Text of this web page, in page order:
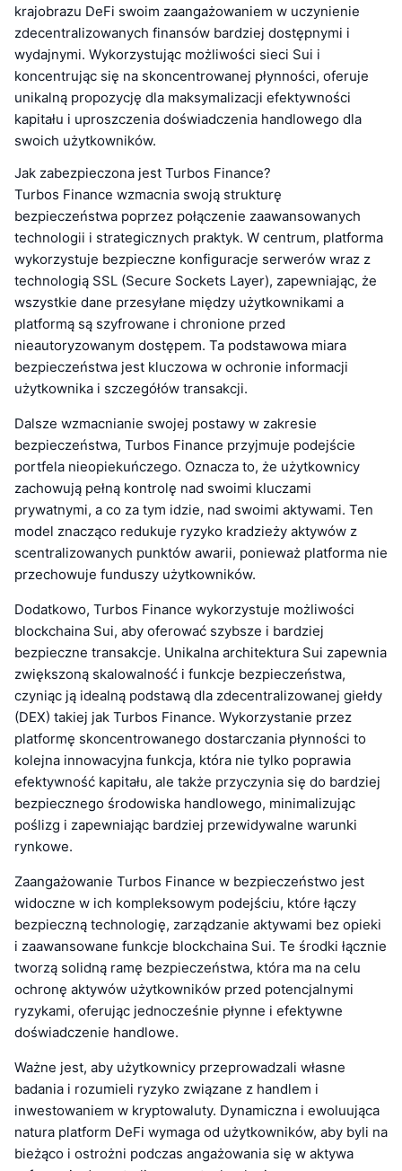
krajobrazu DeFi swoim zaangażowaniem w uczynienie
zdecentralizowanych finansów bardziej dostępnymi i
wydajnymi. Wykorzystując możliwości sieci Sui i
koncentrując się na skoncentrowanej płynności, oferuje
unikalną propozycję dla maksymalizacji efektywności
kapitału i uproszczenia doświadczenia handlowego dla
swoich użytkowników.
Jak zabezpieczona jest Turbos Finance?
Turbos Finance wzmacnia swoją strukturę
bezpieczeństwa poprzez połączenie zaawansowanych
technologii i strategicznych praktyk. W centrum, platforma
wykorzystuje bezpieczne konfiguracje serwerów wraz z
technologią SSL (Secure Sockets Layer), zapewniając, że
wszystkie dane przesyłane między użytkownikami a
platformą są szyfrowane i chronione przed
nieautoryzowanym dostępem. Ta podstawowa miara
bezpieczeństwa jest kluczowa w ochronie informacji
użytkownika i szczegółów transakcji.
Dalsze wzmacnianie swojej postawy w zakresie
bezpieczeństwa, Turbos Finance przyjmuje podejście
portfela nieopiekuńczego. Oznacza to, że użytkownicy
zachowują pełną kontrolę nad swoimi kluczami
prywatnymi, a co za tym idzie, nad swoimi aktywami. Ten
model znacząco redukuje ryzyko kradzieży aktywów z
scentralizowanych punktów awarii, ponieważ platforma nie
przechowuje funduszy użytkowników.
Dodatkowo, Turbos Finance wykorzystuje możliwości
blockchaina Sui, aby oferować szybsze i bardziej
bezpieczne transakcje. Unikalna architektura Sui zapewnia
zwiększoną skalowalność i funkcje bezpieczeństwa,
czyniąc ją idealną podstawą dla zdecentralizowanej giełdy
(DEX) takiej jak Turbos Finance. Wykorzystanie przez
platformę skoncentrowanego dostarczania płynności to
kolejna innowacyjna funkcja, która nie tylko poprawia
efektywność kapitału, ale także przyczynia się do bardziej
bezpiecznego środowiska handlowego, minimalizując
poślizg i zapewniając bardziej przewidywalne warunki
rynkowe.
Zaangażowanie Turbos Finance w bezpieczeństwo jest
widoczne w ich kompleksowym podejściu, które łączy
bezpieczną technologię, zarządzanie aktywami bez opieki
i zaawansowane funkcje blockchaina Sui. Te środki łącznie
tworzą solidną ramę bezpieczeństwa, która ma na celu
ochronę aktywów użytkowników przed potencjalnymi
ryzykami, oferując jednocześnie płynne i efektywne
doświadczenie handlowe.
Ważne jest, aby użytkownicy przeprowadzali własne
badania i rozumieli ryzyko związane z handlem i
inwestowaniem w kryptowaluty. Dynamiczna i ewoluująca
natura platform DeFi wymaga od użytkowników, aby byli na
bieżąco i ostrożni podczas angażowania się w aktywa